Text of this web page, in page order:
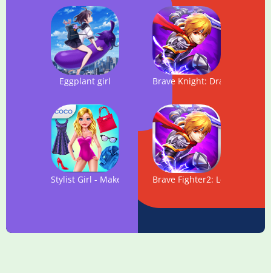
Eggplant girl Brave Knight: Dragon Battle
Stylist Girl - Make Me Gorgeous!Brave Fighter2: Legion